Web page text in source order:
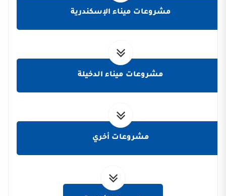
مشروعات ميناء الإسكندرية
مشروعات ميناء الدخيلة
مشروعات أخري